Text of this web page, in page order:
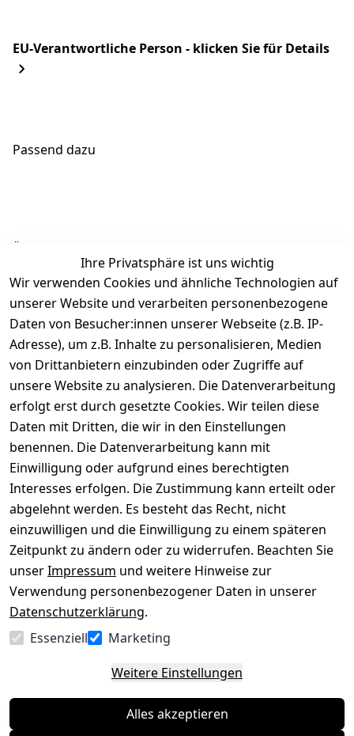
EU-Verantwortliche Person - klicken Sie für Details
Passend dazu
Ähnliche Produkte
Ihre Privatsphäre ist uns wichtig
Wir verwenden Cookies und ähnliche Technologien auf
unserer Website und verarbeiten personenbezogene
Daten von Besucher:innen unserer Webseite (z.B. IP-
Adresse), um z.B. Inhalte zu personalisieren, Medien
von Drittanbietern einzubinden oder Zugriffe auf
unsere Website zu analysieren. Die Datenverarbeitung
erfolgt erst durch gesetzte Cookies. Wir teilen diese
Daten mit Dritten, die wir in den Einstellungen
benennen. Die Datenverarbeitung kann mit
Einwilligung oder aufgrund eines berechtigten
Interesses erfolgen. Die Zustimmung kann erteilt oder
abgelehnt werden. Es besteht das Recht, nicht
einzuwilligen und die Einwilligung zu einem späteren
Zeitpunkt zu ändern oder zu widerrufen. Beachten Sie
unserImpressum und weitere Hinweise zur
Verwendung personenbezogener Daten in unserer
Datenschutzerklärung.
Essenziell
Marketing
Weitere Einstellungen
Alles akzeptieren
Rechtliches
AGB
Impressum
Datenschutze
rklärung
Barrierefreihe
itserklärung
Widerrufsrec
ht
Über uns
Kontakt
Registrieren
Kataloge zum
Download
Pflege &
Kundendienst
Kiefermöbel
Hilfe
Wir
versenden
mit
Zahle
bequem per
Vertrag
widerrufen